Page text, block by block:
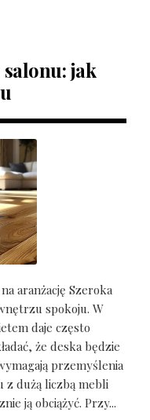
salonu: jak
aranżację Szeroka
spokoju. W
daje często
że deska będzie
przemyślenia
z dużą liczbą mebli
ją obciążyć. Przy...